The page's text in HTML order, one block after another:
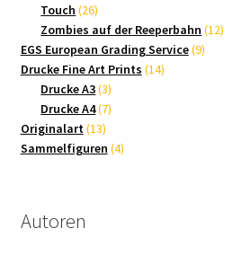
Touch 2626
Produkte
Zombies auf der Reeperbahn 1212
EGS European Grading Service 99
Drucke Fine Art Prints 1414
Drucke A3 33
Produkte
Drucke A4 77
Originalart 1313
Produkte
Sammelfiguren 44
Autoren